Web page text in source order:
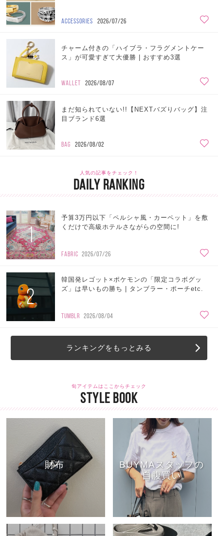
ACCESSORIES 2026/07/26
チャーム付きの「ハイブラ・フラグメントケー
ス」が可愛すぎて大優勝 | おすすめ3選
WALLET 2026/08/07
まだ知られていない!!【NEXTバズりバッグ】注
目ブランド6選
BAG 2026/08/02
人気の記事をチェック！
DAILY RANKING
1
予算3万円以下「ペルシャ風・カーペット」を敷
くだけで高級ホテルさながらの空間に!
FABRIC 2026/07/26
2
韓国発レゴット×ポケモンの「限定コラボグッ
ズ」は早いもの勝ち | タンブラー・ポーチetc.
TUMBLR 2026/08/04
ランキングをもっとみる
旬アイテムはここからチェック
STYLE BOOK
財布
BUYMAスタッフの
自腹買い